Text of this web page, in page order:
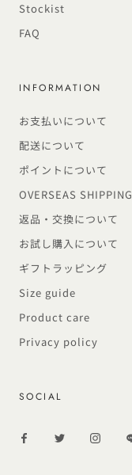
Stockist
FAQ
INFORMATION
お支払いについて
配送について
ポイントについて
OVERSEAS SHIPPING
返品・交換について
お試し購入について
ギフトラッピング
Size guide
Product care
Privacy policy
SOCIAL